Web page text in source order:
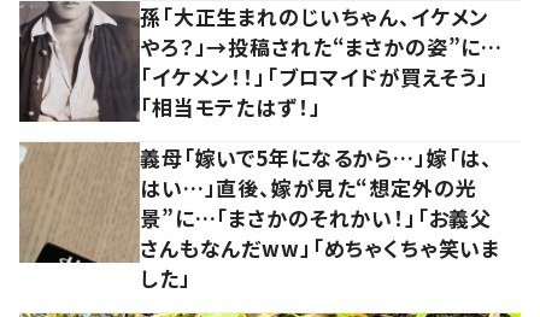
孫「大正生まれのじいちゃん、イケメン
やろ？」→投稿された“まさかの姿”に…
「イケメン！！」「ブロマイドが買えそう」
「相当モテたはず！」
義母「嫁いで5年になるから…」嫁「は、
はい…」直後、嫁が見た“想定外の光
景”に…「まさかのそれかい！」「お義父
さんもなんだww」「めちゃくちゃ笑いま
した」